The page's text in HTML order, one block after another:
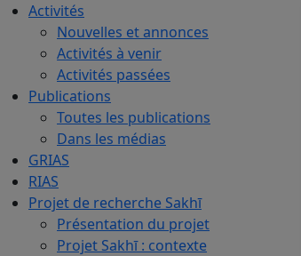
Activités
Nouvelles et annonces
Activités à venir
Activités passées
Publications
Toutes les publications
Dans les médias
GRIAS
RIAS
Projet de recherche Sakhī
Présentation du projet
Projet Sakhī : contexte